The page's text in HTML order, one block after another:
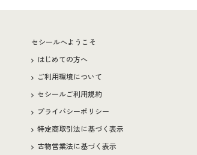
セシールへようこそ
はじめての方へ
ご利用環境について
セシールご利用規約
プライバシーポリシー
特定商取引法に基づく表示
古物営業法に基づく表示